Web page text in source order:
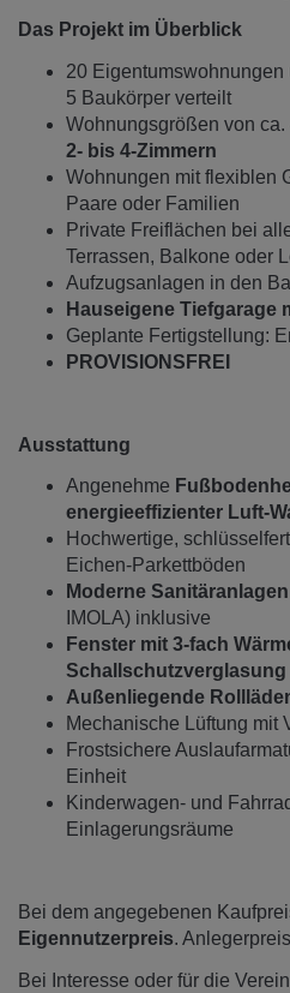
Das Projekt im Überblick
20
5 Baukörper verteilt
Wohnungsgrößen von ca.
2- bis 4-Zimmern
Wohnungen mit flexiblen
Paare oder Familien
Private Freiflächen bei
Terrassen, Balkone oder
Aufzugsanlagen in den
Hauseigene Tiefgarage
Geplante Fertigstellung:
PROVISIONSFREI
Ausstattung
Angenehme
energieeffizienter Luft-
Hochwertige,
Eichen-Parkettböden
Moderne
IMOLA) inklusive
Fenster mit 3-fach
Schallschutzverglasung
Außenliegende
Mechanische Lüftung mit
Frostsichere
Einheit
Kinderwagen- und
Einlagerungsräume
Bei dem angegebenen
Eigennutzerpreis.
Bei Interesse oder für die